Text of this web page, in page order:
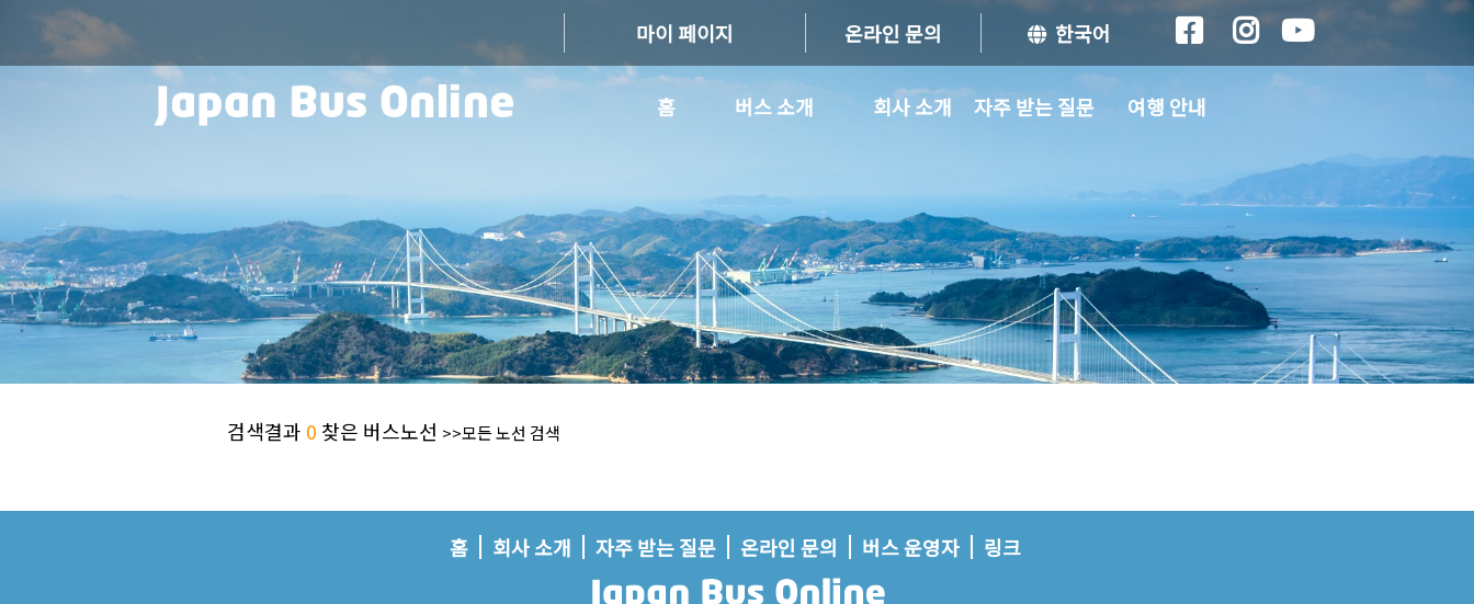
마이 페이지 온라인 문의 한국어
홈 버스 소개 회사 소개 자주 받는 질문 여행 안내
검색결과 0 찾은 버스노선 >>모든 노선 검색
홈 회사 소개 자주 받는 질문 온라인 문의 버스 운영자 링크